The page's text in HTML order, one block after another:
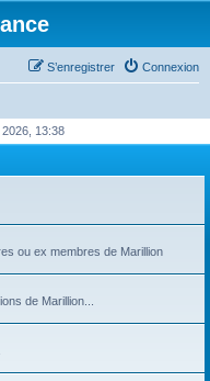
Connexion
S’enregistrer
13:38
ou ex membres de Marillion
de Marillion...